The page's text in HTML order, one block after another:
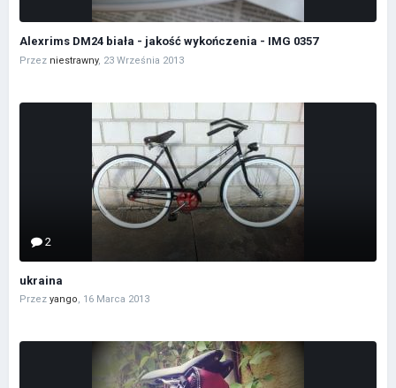
Alexrims DM24 biała - jakość wykończenia - IMG 0357
Przez niestrawny, 23 Września 2013
2
ukraina
Przez yango, 16 Marca 2013